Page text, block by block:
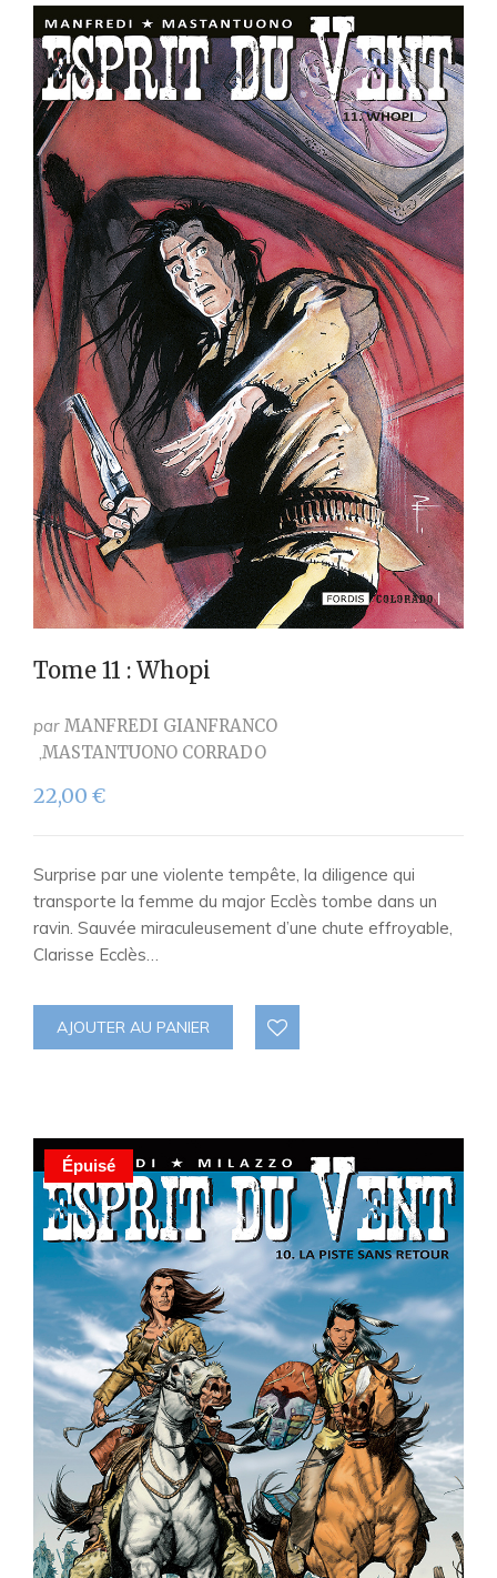
Tome 11 : Whopi
par MANFREDI GIANFRANCO
MASTANTUONO CORRADO
22,00 €
Surprise par une violente tempête, la diligence qui
transporte la femme du major Ecclès tombe dans un
ravin. Sauvée miraculeusement d’une chute effroyable,
Clarisse Ecclès…
AJOUTER AU PANIER
Épuisé